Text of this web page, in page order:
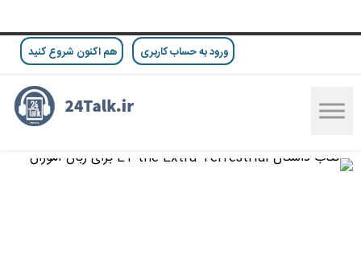
ورود به حساب کاربری هم اکنون شروع کنید